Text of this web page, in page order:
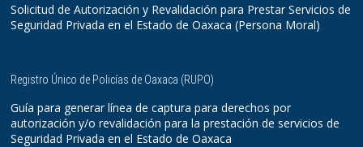
Solicitud de Autorización y Revalidación para Prestar Servicios de
Seguridad Privada en el Estado de Oaxaca (Persona Moral)
Registro Único de Policías de Oaxaca (RUPO)
Guía para generar línea de captura para derechos por
autorización y/o revalidación para la prestación de servicios de
Seguridad Privada en el Estado de Oaxaca